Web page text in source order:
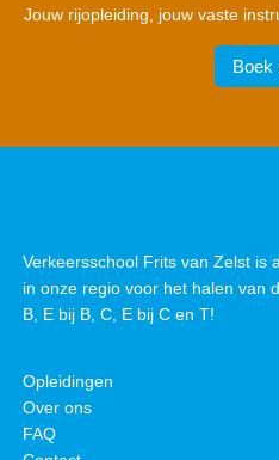
Jouw rijopleiding, jouw vaste
Boek
Verkeersschool Frits van Zelst is
in onze regio voor het halen van
B, E bij B, C, E bij C en T!
Opleidingen
Over ons
FAQ